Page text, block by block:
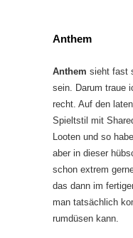
Anthem
Anthem sieht fast
sein. Darum traue
recht. Auf den
Spieltstil mit
Looten und so
aber in dieser
schon extrem
das dann im
man tatsächlich
rumdüsen kann.